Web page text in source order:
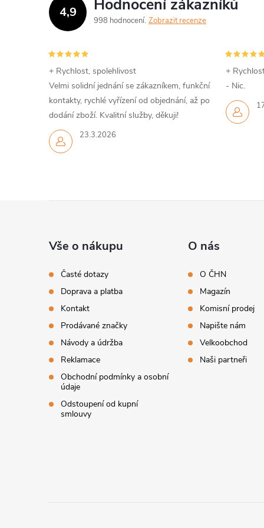
4,9 Hodnocení zákazníků
998 hodnocení Zobrazit recenze
23.3.2026
+ Rychlost, spolehlivost
Velmi solidní jednání se zákazníkem, funkční
kontakty, rychlé vyřízení od objednání, až po
dodání zboží. Kvalitní služby, děkuji!
+
- Nic.
Vše o nákupu
Časté dotazy
Doprava a platba
Kontakt
Prodávané značky
Návody a údržba
Reklamace
Obchodní podmínky a osobní
údaje
Odstoupení od kupní
smlouvy
O nás
O ČHN
Magazín
Komisní prodej
Napište nám
Velkoobchod
Naši partneři